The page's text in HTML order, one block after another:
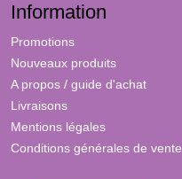
Information
Promotions
Nouveaux produits
A propos / guide d'achat
Livraisons
Mentions légales
Conditions générales de vente